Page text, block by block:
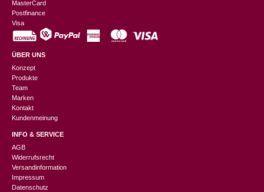
MasterCard
Postfinance
Visa
ÜBER UNS
Konzept
Produkte
Team
Marken
Kontakt
Kundenmeinung
INFO & SERVICE
AGB
Widerrufsrecht
Versandinformation
Impressum
Datenschutz